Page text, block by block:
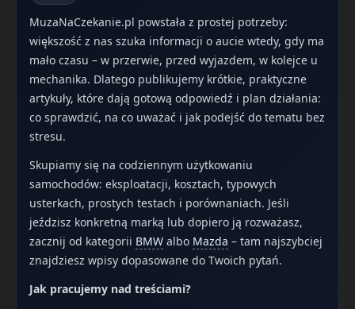
MuzaNaCzekanie.pl powstała z prostej potrzeby:
większość z nas szuka informacji o aucie wtedy, gdy ma
mało czasu – w przerwie, przed wyjazdem, w kolejce u
mechanika. Dlatego publikujemy krótkie, praktyczne
artykuły, które dają gotową odpowiedź i plan działania:
co sprawdzić, na co uważać i jak podejść do tematu bez
stresu.
Skupiamy się na codziennym użytkowaniu
samochodów: eksploatacji, kosztach, typowych
usterkach, prostych testach i porównaniach. Jeśli
jeździsz konkretną marką lub dopiero ją rozważasz,
zacznij od kategorii BMW albo Mazda – tam najszybciej
znajdziesz wpisy dopasowane do Twoich pytań.
Jak pracujemy nad treściami?